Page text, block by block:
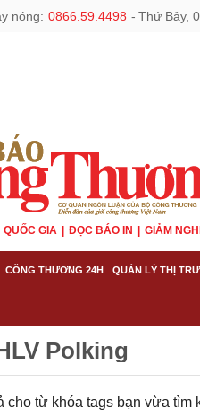
nóng: 0866.59.4498 - Thứ Bảy,
GIA ĐỌC BÁO IN GIẢM
CÔNG THƯƠNG 24H QUẢN LÝ THỊ
Polking
cho từ khóa tags bạn vừa